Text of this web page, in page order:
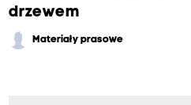
drzewem
Materiały prasowe